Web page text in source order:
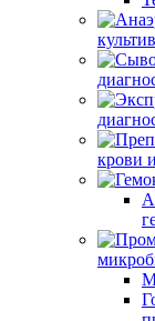
крови